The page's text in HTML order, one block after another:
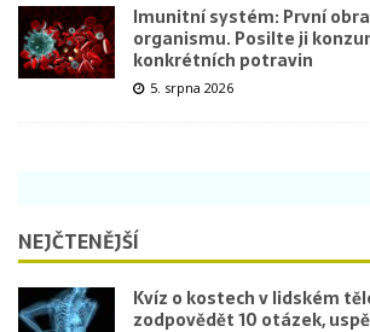
Imunitní systém: První
organismu. Posilte ji
konkrétních potravin
5. srpna 2026
NEJČTENĚJŠÍ
Kvíz o kostech v lidském
zodpovědět 10 otázek,